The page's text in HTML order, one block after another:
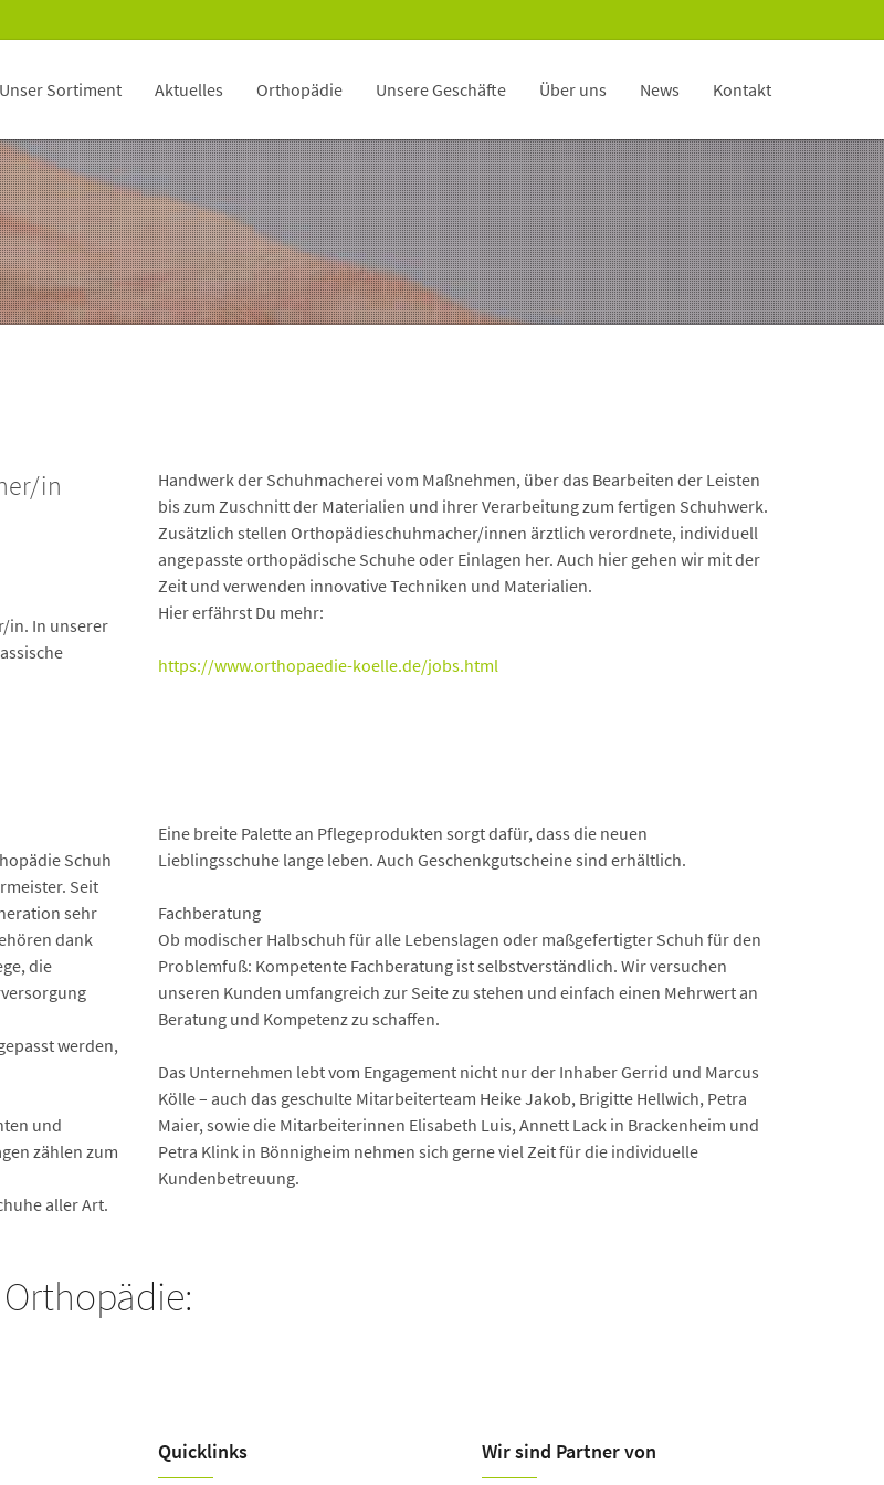
Unser Sortiment Aktuelles Orthopädie Unsere Geschäfte Über uns News Kontakt
in
in. In unserer
Handwerk der Schuhmacherei vom Maßnehmen, über das Bearbeiten der Leisten
bis zum Zuschnitt der Materialien und ihrer Verarbeitung zum fertigen Schuhwerk.
Zusätzlich stellen Orthopädieschuhmacher/innen ärztlich verordnete, individuell
angepasste orthopädische Schuhe oder Einlagen her. Auch hier gehen wir mit der
Zeit und verwenden innovative Techniken und Materialien.
Hier erfährst Du mehr:
https://www.orthopaedie-koelle.de/jobs.html
Schuh
Seit
sehr
dank
die
werden,
und
zählen zum
aller Art.
Eine breite Palette an Pflegeprodukten sorgt dafür, dass die neuen
Lieblingsschuhe lange leben. Auch Geschenkgutscheine sind erhältlich.
Fachberatung
Ob modischer Halbschuh für alle Lebenslagen oder maßgefertigter Schuh für den
Problemfuß: Kompetente Fachberatung ist selbstverständlich. Wir versuchen
unseren Kunden umfangreich zur Seite zu stehen und einfach einen Mehrwert an
Beratung und Kompetenz zu schaffen.
Das Unternehmen lebt vom Engagement nicht nur der Inhaber Gerrid und Marcus
Kölle – auch das geschulte Mitarbeiterteam Heike Jakob, Brigitte Hellwich, Petra
Maier, sowie die Mitarbeiterinnen Elisabeth Luis, Annett Lack in Brackenheim und
Petra Klink in Bönnigheim nehmen sich gerne viel Zeit für die individuelle
Kundenbetreuung.
Quicklinks Wir sind Partner von